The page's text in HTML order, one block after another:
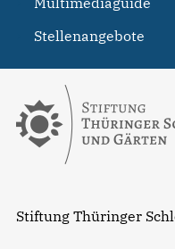
Stiftung Thüringer
Stellenangebote